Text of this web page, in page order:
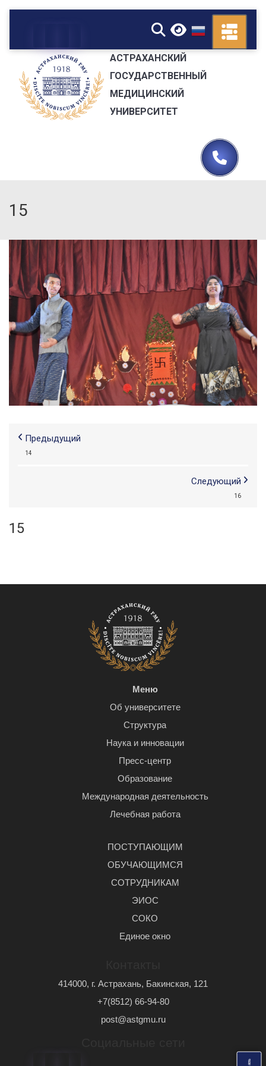
▼
АСТРАХАНСКИЙ
ГОСУДАРСТВЕННЫЙ
МЕДИЦИНСКИЙ
УНИВЕРСИТЕТ
15
Предыдущий
14
Следующий
16
15
Меню
Об университете
Структура
Наука и инновации
Пресс-центр
Образование
Международная деятельность
Лечебная работа
ПОСТУПАЮЩИМ
ОБУЧАЮЩИМСЯ
СОТРУДНИКАМ
ЭИОС
СОКО
Единое окно
414000, г. Астрахань, Бакинская, 121
+7(8512) 66-94-80
post@astgmu.ru